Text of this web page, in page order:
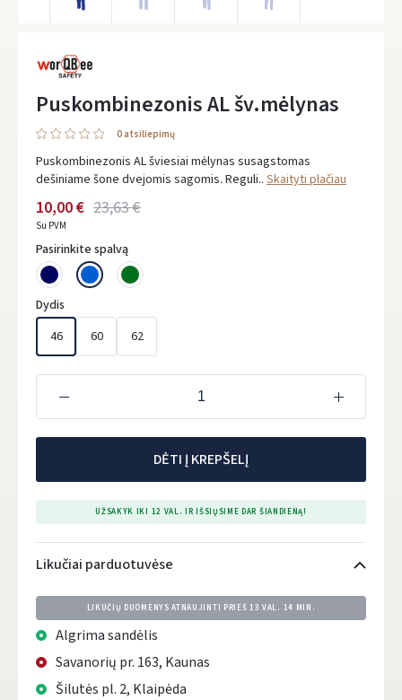
Puskombinezonis AL šv.mėlynas
0 atsiliepimų
Puskombinezonis AL šviesiai mėlynas susagstomas
dešiniame šone dvejomis sagomis. Reguli.. Skaityti plačiau
23,63 €
10,00 €
Su PVM
Pasirinkite spalvą
Dydis
46
60 62
DĖTI Į KREPŠELĮ
UŽSAKYK IKI 12 VAL. IR IŠSIŲSIME DAR ŠIANDIENĄ!
Likučiai parduotuvėse
LIKUČIŲ DUOMENYS ATNAUJINTI PRIEŠ13 VAL. 14 MIN.
Algrima sandėlis
Savanorių pr. 163, Kaunas
Šilutės pl. 2, Klaipėda